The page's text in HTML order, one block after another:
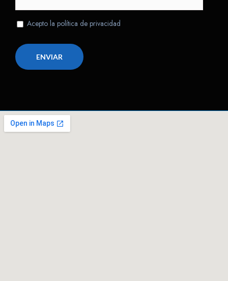
Acepto la política de privacidad